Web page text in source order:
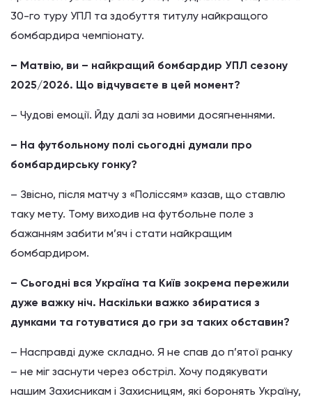
30-го туру УПЛ та здобуття титулу найкращого
бомбардира чемпіонату.
– Матвію, ви – найкращий бомбардир УПЛ сезону
2025/2026. Що відчуваєте в цей момент?
– Чудові емоції. Йду далі за новими досягненнями.
– На футбольному полі сьогодні думали про
бомбардирську гонку?
– Звісно, після матчу з «Поліссям» казав, що ставлю
таку мету. Тому виходив на футбольне поле з
бажанням забити м’яч і стати найкращим
бомбардиром.
– Сьогодні вся Україна та Київ зокрема пережили
дуже важку ніч. Наскільки важко збиратися з
думками та готуватися до гри за таких обставин?
– Насправді дуже складно. Я не спав до п’ятої ранку
– не міг заснути через обстріл. Хочу подякувати
нашим Захисникам і Захисницям, які боронять Україну,